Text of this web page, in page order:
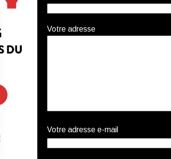
Votre adresse
Votre adresse e-mail